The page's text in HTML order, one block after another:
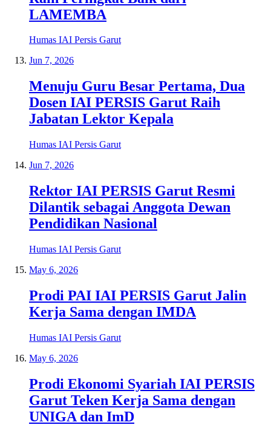
LAMEMBA
Humas IAI Persis Garut
Jun 7, 2026
Menuju Guru Besar Pertama, Dua
Dosen IAI PERSIS Garut Raih
Jabatan Lektor Kepala
Humas IAI Persis Garut
Jun 7, 2026
Rektor IAI PERSIS Garut Resmi
Dilantik sebagai Anggota Dewan
Pendidikan Nasional
Humas IAI Persis Garut
May 6, 2026
Prodi PAI IAI PERSIS Garut Jalin
Kerja Sama dengan IMDA
Humas IAI Persis Garut
May 6, 2026
Prodi Ekonomi Syariah IAI PERSIS
Garut Teken Kerja Sama dengan
UNIGA dan ImD